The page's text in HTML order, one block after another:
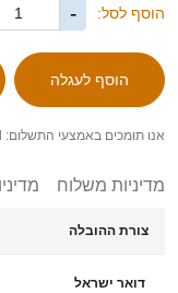
הוסף לסל: -
אנו תומכים באמצעי התשלום: Paypal
מדיניות משלוח
צורת ההובלה
דואר ישראל